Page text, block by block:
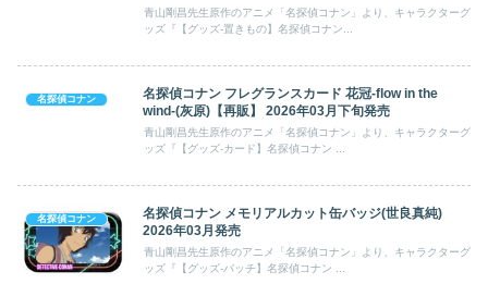
青山剛昌先生原作のアニメ「名探偵コナン」より、キャラクターグ
ッズ『【グッズ-置きもの】名探偵コナン...
名探偵コナン
名探偵コナン フレグランスカード 花冠-flow in the
wind-(灰原)【再販】 2026年03月下旬発売
青山剛昌先生原作のアニメ「名探偵コナン」より、キャラクターグ
ッズ『【グッズ-カード】名探偵コナン ...
名探偵コナン
名探偵コナン メモリアルカット缶バッジ(世良真純)
2026年03月発売
青山剛昌先生原作のアニメ「名探偵コナン」より、キャラクターグ
ッズ『【グッズ-バッチ】名探偵コナン ...